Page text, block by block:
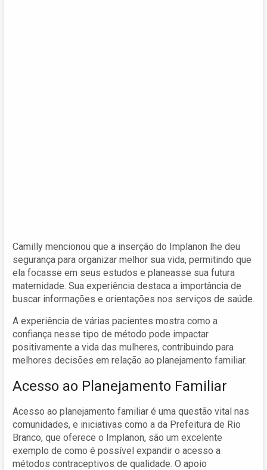
Camilly mencionou que a inserção do Implanon lhe deu
segurança para organizar melhor sua vida, permitindo que
ela focasse em seus estudos e planeasse sua futura
maternidade. Sua experiência destaca a importância de
buscar informações e orientações nos serviços de saúde.
A experiência de várias pacientes mostra como a
confiança nesse tipo de método pode impactar
positivamente a vida das mulheres, contribuindo para
melhores decisões em relação ao planejamento familiar.
Acesso ao Planejamento Familiar
Acesso ao planejamento familiar é uma questão vital nas
comunidades, e iniciativas como a da Prefeitura de Rio
Branco, que oferece o Implanon, são um excelente
exemplo de como é possível expandir o acesso a
métodos contraceptivos de qualidade. O apoio